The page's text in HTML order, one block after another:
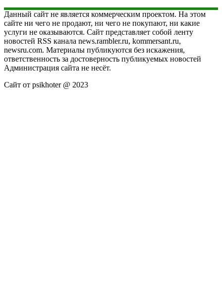
Данный сайт не является коммерческим проектом. На этом
сайте ни чего не продают, ни чего не покупают, ни какие
услуги не оказываются. Сайт представляет собой ленту
новостей RSS канала news.rambler.ru, kommersant.ru,
newsru.com. Материалы публикуются без искажения,
ответственность за достоверность публикуемых новостей
Администрация сайта не несёт.
Сайт от psikhoter @ 2023